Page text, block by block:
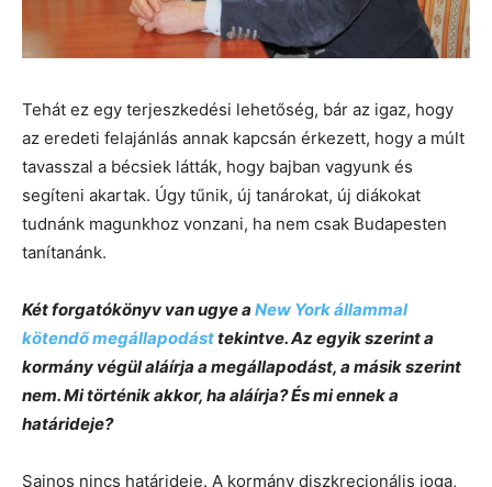
Tehát ez egy terjeszkedési lehetőség, bár az igaz, hogy
az eredeti felajánlás annak kapcsán érkezett, hogy a múlt
tavasszal a bécsiek látták, hogy bajban vagyunk és
segíteni akartak. Úgy tűnik, új tanárokat, új diákokat
tudnánk magunkhoz vonzani, ha nem csak Budapesten
tanítanánk.
Két forgatókönyv van ugye a New York állammal
kötendő megállapodásttekintve. Az egyik szerint a
kormány végül aláírja a megállapodást, a másik szerint
nem. Mi történik akkor, ha aláírja? És mi ennek a
határideje?
Sajnos nincs határideje. A kormány diszkrecionális joga,